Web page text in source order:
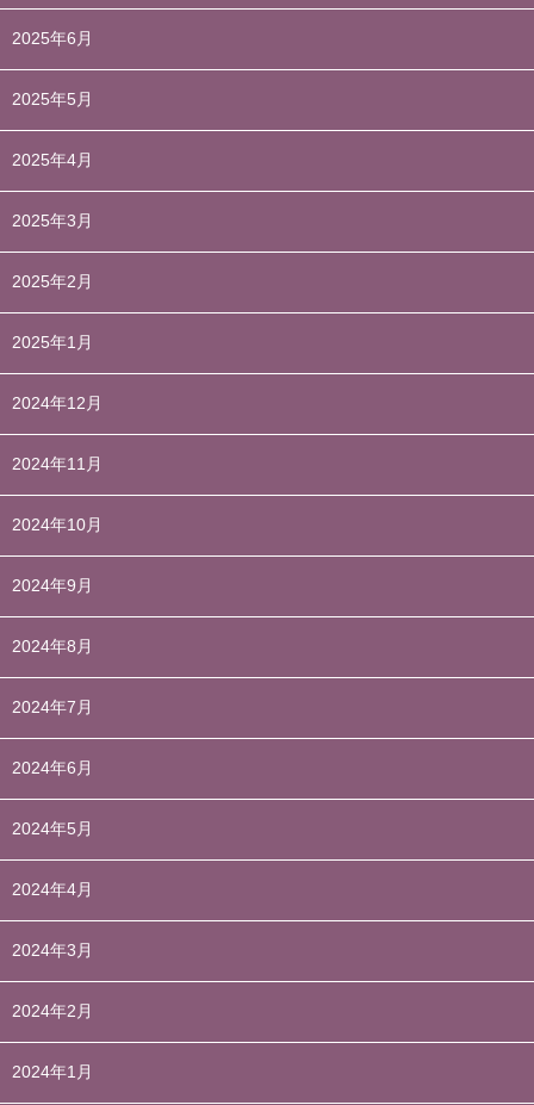
2025年6月
2025年5月
2025年4月
2025年3月
2025年2月
2025年1月
2024年12月
2024年11月
2024年10月
2024年9月
2024年8月
2024年7月
2024年6月
2024年5月
2024年4月
2024年3月
2024年2月
2024年1月